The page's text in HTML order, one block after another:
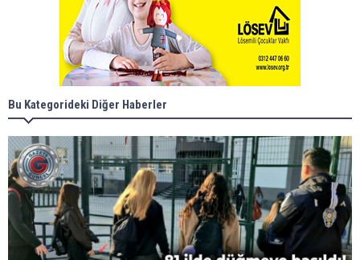
Bu Kategorideki Diğer Haberler